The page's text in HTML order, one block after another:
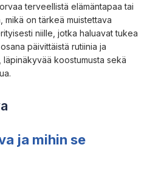
terveellistä elämäntapaa tai
mikä on tärkeä muistettava
niille, jotka haluavat tukea
päivittäistä rutiinia ja
koostumusta sekä
ja mihin se